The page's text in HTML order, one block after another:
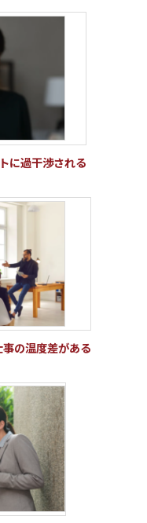
に過干渉される
の温度差がある